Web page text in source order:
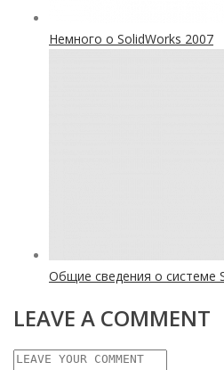
Немного о SolidWorks 2007
Общие сведения о системе
LEAVE A COMMENT